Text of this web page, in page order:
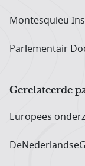
Montesquieu
Parlementair
Gerelateerde
Europees